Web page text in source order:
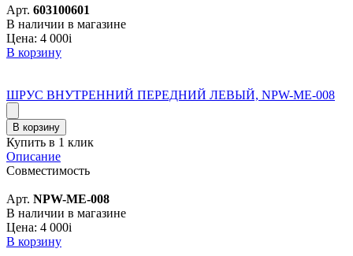
Арт. 603100601
В наличии в магазине
Цена: 4 000i
В корзину
ШРУС ВНУТРЕННИЙ ПЕРЕДНИЙ ЛЕВЫЙ, NPW-ME-008
В корзину
Купить в 1 клик
Описание
Совместимость
Арт. NPW-ME-008
В наличии в магазине
Цена: 4 000i
В корзину